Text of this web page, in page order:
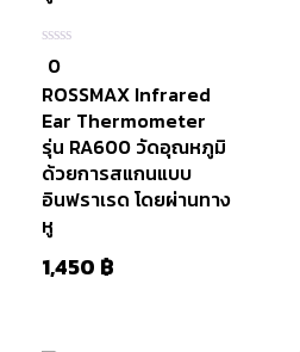
0
ใน
5
0
ROSSMAX Infrared
Ear Thermometer
รุ่น RA600 วัดอุณหภูมิ
ด้วยการสแกนแบบ
อินฟราเรด โดยผ่านทาง
หู
1,450 ฿